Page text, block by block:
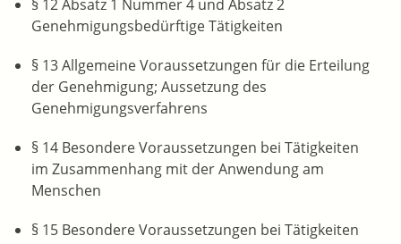
§ 12 Absatz 1 Nummer 4 und Absatz 2
Genehmigungsbedürftige Tätigkeiten
§ 13 Allgemeine Voraussetzungen für die Erteilung
der Genehmigung; Aussetzung des
Genehmigungsverfahrens
§ 14 Besondere Voraussetzungen bei Tätigkeiten
im Zusammenhang mit der Anwendung am
Menschen
§ 15 Besondere Voraussetzungen bei Tätigkeiten